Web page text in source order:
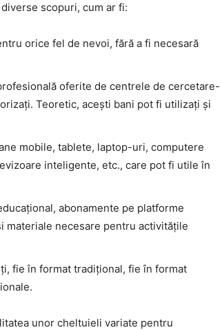
scopuri, cum ar fi:
orice fel de nevoi, fără a fi necesară
oferite de centrele de cercetare-
Teoretic, acești bani pot fi utilizați și
mobile, tablete, laptop-uri, computere
inteligente, etc., care pot fi utile în
abonamente pe platforme
materiale necesare pentru activitățile
fie în format tradițional, fie în format
unor cheltuieli variate pentru